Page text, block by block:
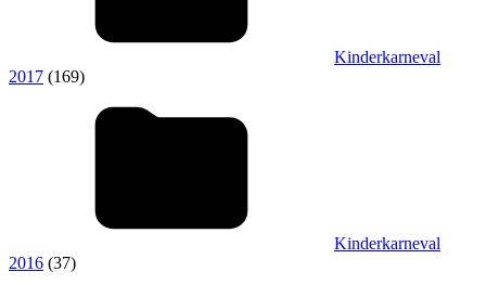
Kinderkarneval
2017 (169)
Kinderkarneval
2016 (37)